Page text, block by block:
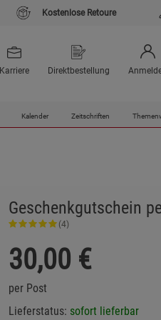
Kostenlose Retoure
Karriere Direktbestellung
Kalender Zeitschriften
Geschenkgutschein
(4)
30,00 €
per Post
Lieferstatus: sofort lieferbar